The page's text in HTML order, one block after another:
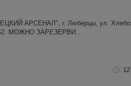
АРСЕНАЛ", г. Люберцы, ул.
52. МОЖНО ЗАРЕЗЕРВИ...